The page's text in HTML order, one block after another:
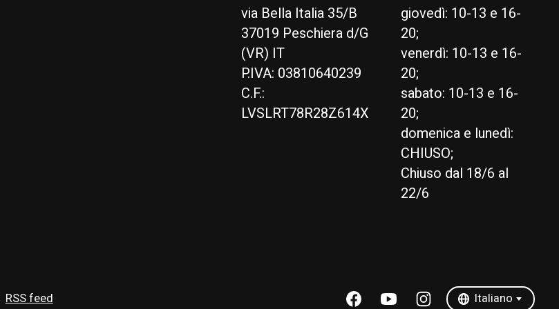
via Bella Italia 35/B
37019 Peschiera d/G
(VR) IT
P.IVA: 03810640239
C.F.:
LVSLRT78R28Z614X
giovedì: 10-13 e 16-
20;
venerdì: 10-13 e 16-
20;
sabato: 10-13 e 16-
20;
domenica e lunedì:
CHIUSO;
Chiuso dal 18/6 al
22/6
RSS feed Italiano